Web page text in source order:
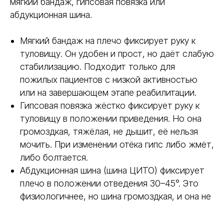
абдукционная шина.
Мягкий бандаж на плечо фиксирует руку к
туловищу. Он удобен и прост, но даёт слабую
стабилизацию. Подходит только для
пожилых пациентов с низкой активностью
или на завершающем этапе реабилитации.
Гипсовая повязка жёстко фиксирует руку к
туловищу в положении приведения. Но она
громоздкая, тяжёлая, не дышит, её нельзя
мочить. При изменении отёка гипс либо жмёт,
либо болтается.
Абдукционная шина (шина ЦИТО) фиксирует
плечо в положении отведения 30–45°. Это
физиологичнее, но шина громоздкая, и она не
Время фиксации от 20 минут
от 5-7 минут
ТЕРМОПЛАСТИК
POLY EASY
Комфорт
Тяжёлый,
вызывает
Лёгкий, дышащий, не
вызывает раздражений
Возможность коррекции Нет,
Да, многократное
перемоделирование
Срок службы Многократное повторное
использование до 3-5 раз